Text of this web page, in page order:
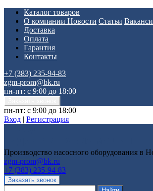
Каталог товаров
О компании Новости Статьи
Доставка
Оплата
Гарантия
Контакты
+7 (383) 235-94-83
zgm-prom@bk.ru
пн-пт: с 9:00 до 18:00
пн-пт: с 9:00 до 18:00
Вход | Регистрация
Производство насосного оборудования в
zgm-prom@bk.ru
+7 (383) 235-94-83